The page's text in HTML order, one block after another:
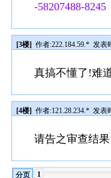
-58207488-8245
[3楼] 作者:222.184.59.* 发表
真搞不懂了!难
[4楼] 作者:121.28.234.* 发表
请告之审查结果
分页 1